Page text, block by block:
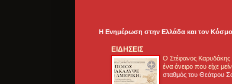
Η Ενημέρωση στην Ελλάδα και τoν Κόσμο
ΕΙΔΗΣΕΙΣ
Ο Στέφανος Καρυδάκης
ένα όνειρο που είχε
σταθμός του Θεάτρου